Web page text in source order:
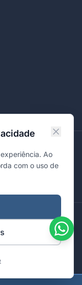
Ponta Grossa
Todos os direitos
Ao
com o uso de